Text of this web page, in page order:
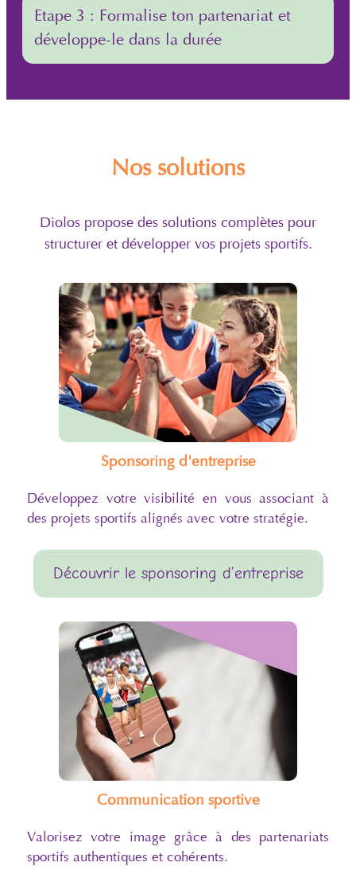
Etape 3 : Formalise ton partenariat et
développe-le dans la durée
Nos solutions
Diolos propose des solutions complètes pour
structurer et développer vos projets sportifs.
Sponsoring d'entreprise
Développez votre visibilité en vous associant à
des projets sportifs alignés avec votre stratégie.
Découvrir le sponsoring d’entreprise
Communication sportive
Valorisez votre image grâce à des partenariats
sportifs authentiques et cohérents.